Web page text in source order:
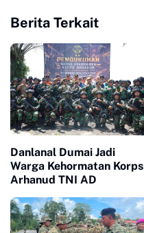
Berita Terkait
Danlanal Dumai Jadi
Warga Kehormatan Korps
Arhanud TNI AD